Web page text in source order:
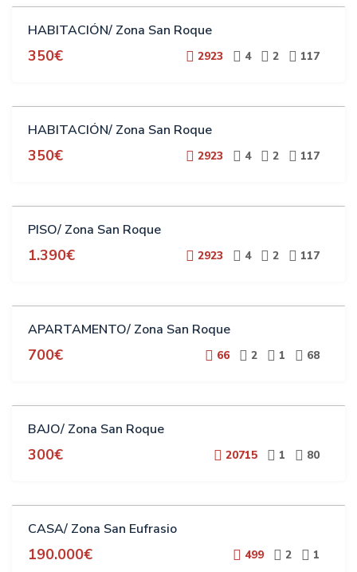
ESTUDIANTES
HABITACIÓN/ Zona San Roque
350€ 2923 4 2 117
ESTUDIANTES
HABITACIÓN/ Zona San Roque
350€ 2923 4 2 117
ESTUDIANTES
PISO/ Zona San Roque
1.390€ 2923 4 2 117
APARTAMENTO/ Zona San Roque
700€ 66 2 1 68
BAJO/ Zona San Roque
300€ 20715 1 80
CASA/ Zona San Eufrasio
190.000€ 499 2 1